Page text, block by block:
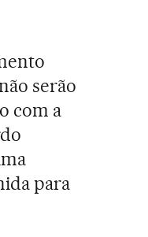
serão
com a
para